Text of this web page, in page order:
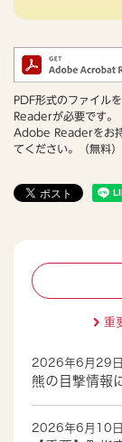
PDF形式のファイル
Readerが必要です。
Adobe Readerをお
てください。（無料）
2026年6月29
熊の目撃情報
2026年6月10
重